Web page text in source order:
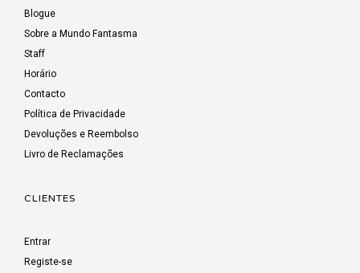
Blogue
Sobre a Mundo Fantasma
Staff
Horário
Contacto
Política de Privacidade
Devoluções e Reembolso
Livro de Reclamações
CLIENTES
Entrar
Registe-se